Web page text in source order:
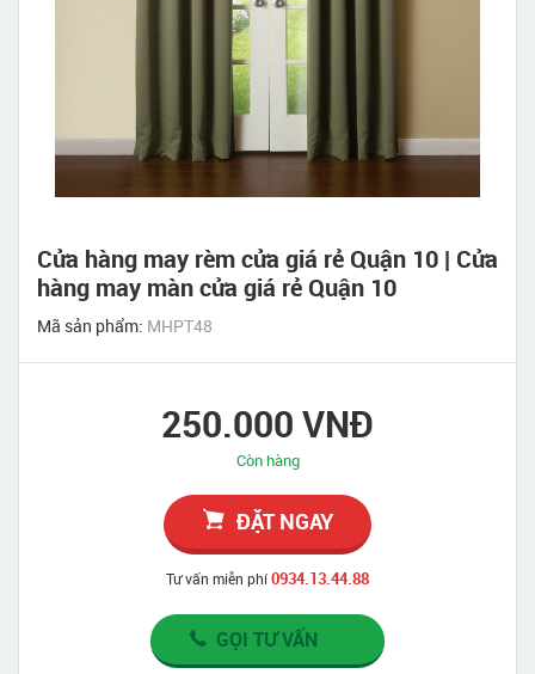
Cửa hàng may rèm cửa giá rẻ Quận 10 | Cửa
hàng may màn cửa giá rẻ Quận 10
Mã sản phẩm: MHPT48
250.000 VNĐ
Còn hàng
ĐẶT NGAY
Tư vấn miễn phí0934.13.44.88
GỌI TƯ VẤN